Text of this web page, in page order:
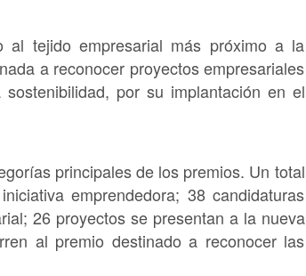
al tejido empresarial más próximo a la
a reconocer proyectos empresariales
por su implantación en el
principales de los premios. Un total
emprendedora; 38 candidaturas
26 proyectos se presentan a la nueva
al premio destinado a reconocer las